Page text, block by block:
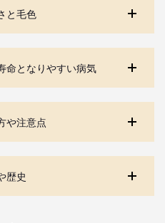
と毛色
命となりやすい病気
や注意点
歴史